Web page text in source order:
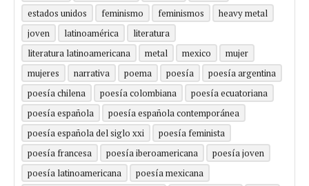
estados unidos
feminismo feminismos
heavy metal
joven
latinoamérica
literatura
literatura latinoamericana
metal mexico
mujer
mujeres
narrativa poema poesía
poesía argentina
poesía chilena
poesía colombiana
poesía ecuatoriana
poesía española
poesía española contemporánea
poesía española del siglo xxi
poesía feminista
poesía francesa
poesía iberoamericana
poesía joven
poesía latinoamericana
poesía mexicana